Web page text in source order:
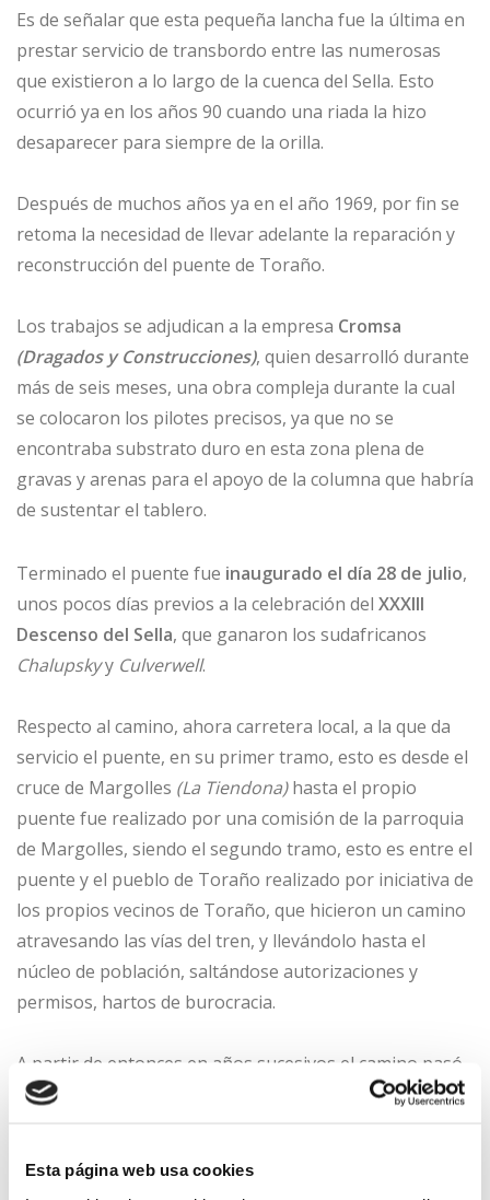
Esta página web usa cookies
Es de señalar que esta pequeña lancha fue la última en
prestar servicio de transbordo entre las numerosas
que existieron a lo largo de la cuenca del Sella. Esto
ocurrió ya en los años 90 cuando una riada la hizo
desaparecer para siempre de la orilla.
Después de muchos años ya en el año 1969, por fin se
retoma la necesidad de llevar adelante la reparación y
reconstrucción del puente de Toraño.
Los trabajos se adjudican a la empresa Cromsa
(Dragados y Construcciones), quien desarrolló durante
más de seis meses, una obra compleja durante la cual
se colocaron los pilotes precisos, ya que no se
encontraba substrato duro en esta zona plena de
gravas y arenas para el apoyo de la columna que habría
de sustentar el tablero.
Terminado el puente fue inaugurado el día 28 de julio,
unos pocos días previos a la celebración del XXXIII
Descenso del Sella, que ganaron los sudafricanos
Chalupskyy Culverwell.
Respecto al camino, ahora carretera local, a la que da
servicio el puente, en su primer tramo, esto es desde el
cruce de Margolles (La Tiendona)hasta el propio
puente fue realizado por una comisión de la parroquia
de Margolles, siendo el segundo tramo, esto es entre el
puente y el pueblo de Toraño realizado por iniciativa de
los propios vecinos de Toraño, que hicieron un camino
atravesando las vías del tren, y llevándolo hasta el
núcleo de población, saltándose autorizaciones y
permisos, hartos de burocracia.
A partir de entonces en años sucesivos el camino pasó
a convertirse en pequeña carretera que es
recogida de embarcaciones y personas, situado bajo el